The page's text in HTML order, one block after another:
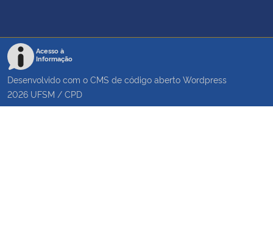
Acesso à
Informação
Desenvolvido com o CMS de código aberto Wordpress
2026 UFSM / CPD